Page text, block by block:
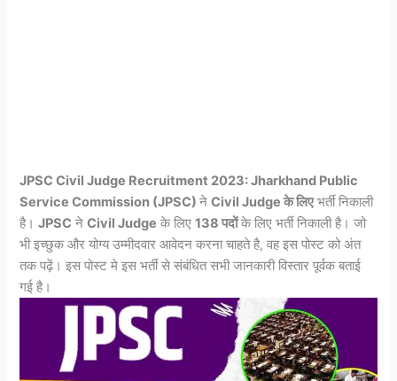
JPSC Civil Judge Recruitment 2023:Jharkhand Public
Service Commission (JPSC)नेCivil Judge के लिएभर्ती निकाली
है।JPSC नेCivil Judge के लिए138 पदोंके लिए भर्ती निकाली है। जो
भी इच्छुक और योग्य उम्मीदवार आवेदन करना चाहते है, वह इस पोस्ट को अंत
तक पढ़ें। इस पोस्ट मे इस भर्ती से संबंधित सभी जानकारी विस्तार पूर्वक बताई
गई है।